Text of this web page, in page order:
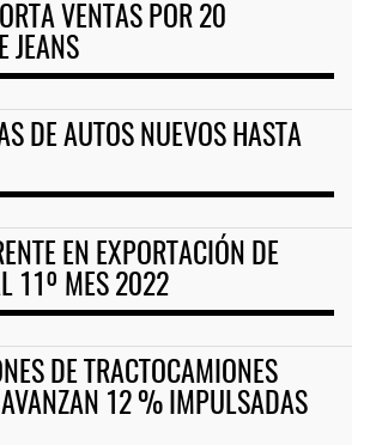
VENTAS POR 20
JEANS
DE AUTOS NUEVOS HASTA
EN EXPORTACIÓN DE
11º MES 2022
DE TRACTOCAMIONES
12 % IMPULSADAS